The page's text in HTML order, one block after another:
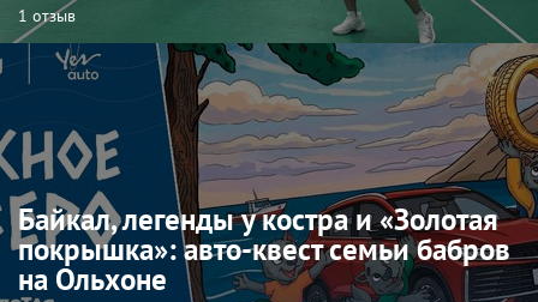
1 отзыв
Байкал, легенды у костра и «Золотая
покрышка»: авто-квест семьи бабров
на Ольхоне